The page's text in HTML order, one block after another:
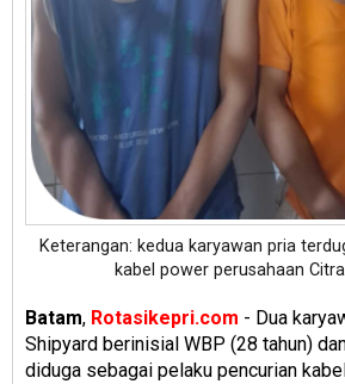
Keterangan: kedua karyawan pria
kabel power perusahaan
Batam, Rotasikepri.com - Dua
Shipyard berinisial WBP (28 tahun)
diduga sebagai pelaku pencurian